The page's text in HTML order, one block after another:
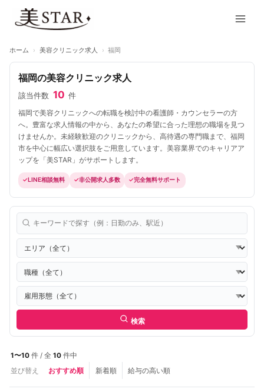
ホーム › 美容クリニック求人 › 福岡
福岡の美容クリニック求人
該当件数 10 件
福岡で美容クリニックへの転職を検討中の看護師・カウンセラーの方
へ。豊富な求人情報の中から、あなたの希望に合った理想の職場を見つ
けませんか。未経験歓迎のクリニックから、高待遇の専門職まで、福岡
市を中心に幅広い選択肢をご用意しています。美容業界でのキャリアア
ップを「美STAR」がサポートします。
LINE相談無料 非公開求人多数 完全無料サポート
検索
1〜10件 / 全 10件中
並び替え
おすすめ順 新着順 給与の高い順